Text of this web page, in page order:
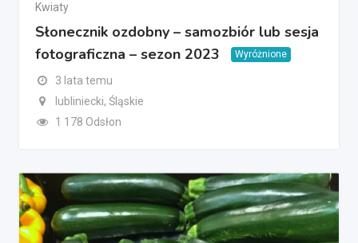
Kwiaty
Słonecznik ozdobny – samozbiór lub sesja
fotograficzna – sezon 2023
Wyróżnione
3 lata temu
lubliniecki, Śląskie
1 178 Odsłon